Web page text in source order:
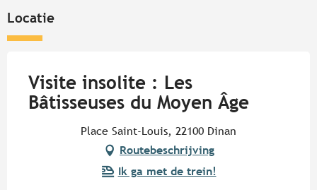
Locatie
Visite insolite : Les
Bâtisseuses du Moyen Âge
Place Saint-Louis, 22100 Dinan
Routebeschrijving
Ik ga met de trein!